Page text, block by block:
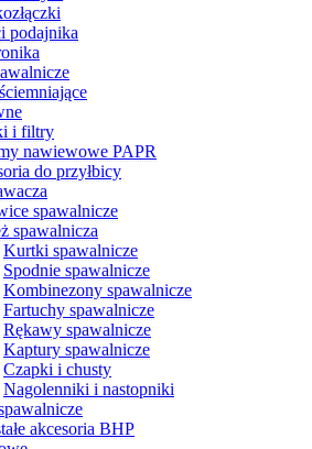
podajnika
i filtry
nawiewowe PAPR
do przyłbicy
spawalnicze
spawalnicza
Kurtki spawalnicze
Spodnie spawalnicze
Kombinezony spawalnicze
Fartuchy spawalnicze
Rękawy spawalnicze
Kaptury spawalnicze
Czapki i chusty
Nagolenniki i nastopniki
akcesoria BHP